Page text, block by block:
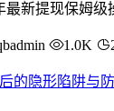
最新提现保姆
1.0K